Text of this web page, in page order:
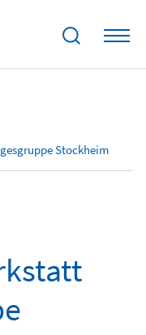
Stockheim
14.12.2025